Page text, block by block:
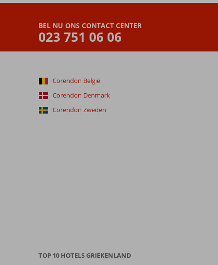
BEL NU ONS CONTACT CENTER
023 751 06 06
Corendon België
Corendon Denmark
Corendon Zweden
TOP 10 HOTELS GRIEKENLAND